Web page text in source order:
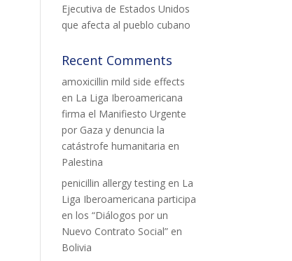
Ejecutiva de Estados Unidos
que afecta al pueblo cubano
Recent Comments
amoxicillin mild side effects
en La Liga Iberoamericana
firma el Manifiesto Urgente
por Gaza y denuncia la
catástrofe humanitaria en
Palestina
penicillin allergy testing en La
Liga Iberoamericana participa
en los “Diálogos por un
Nuevo Contrato Social” en
Bolivia